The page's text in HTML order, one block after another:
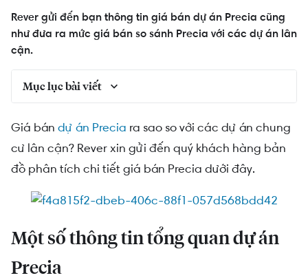
Rever gửi đến bạn thông tin giá bán dự án Precia cũng
như đưa ra mức giá bán so sánh Precia với các dự án lân
cận.
Mục lục bài viết
Biểu đồ chi tiết giá bán Precia với các dự án lân
cận
Giá bán dự án Precia ra sao so với các dự án chung
cư lân cận? Rever xin gửi đến quý khách hàng bản
đồ phân tích chi tiết giá bán Precia dưới đây.
Một số thông tin tổng quan dự án
Precia